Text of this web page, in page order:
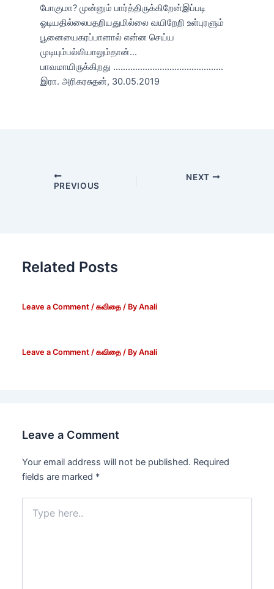
போகுமா? முன்னும் பார்த்திருக்கிறேன்இப்படி
ஓடியதில்லைபதறியதுமில்லை வயிறேறி உள்புரளும்
பூனையைகரப்பானால் என்ன செய்ய
முடியும்பல்லியாலும்தான்…
பாவமாயிருக்கிறது ………………………………………
இரா. அரிகரசுதன், 30.05.2019
PREVIOUS
NEXT
Related Posts
Leave a Comment /கவிதை / ByAnali
Leave a Comment /கவிதை / ByAnali
Leave a Comment
Your email address will not be published. Required
fields are marked *
here..